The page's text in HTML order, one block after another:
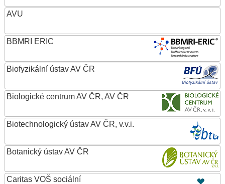
AVU
BBMRI ERIC
Biofyzikální ústav AV ČR
Biologické centrum AV ČR, AV ČR
Biotechnologický ústav AV ČR, v.v.i.
Botanický ústav AV ČR
Caritas VOŠ sociální